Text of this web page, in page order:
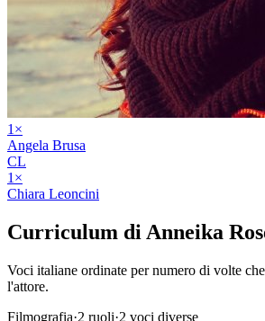
1 ×
Angela Brusa
CL
1 ×
Chiara Leoncini
Curriculum di Anneika
Voci italiane ordinate per numero di volte
l'attore.
Filmografia·2 ruoli·2 voci diverse